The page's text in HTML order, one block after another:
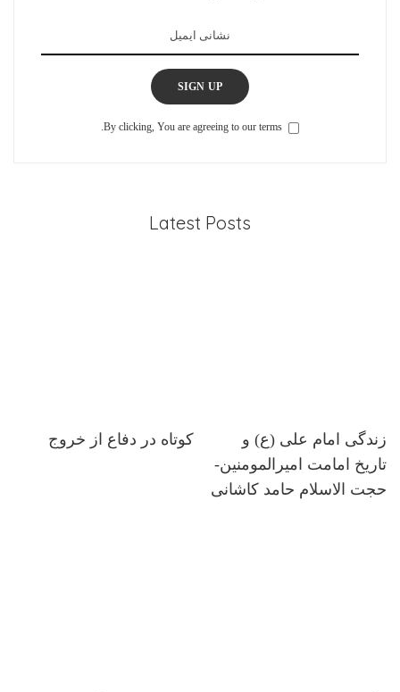
SIGN UP
By clicking, You are agreeing to our terms.
Latest Posts
زندگی امام علی (ع) و
تاریخ امامت امیرالمومنین-
حجت الاسلام حامد کاشانی
کوتاه در دفاع از خروج